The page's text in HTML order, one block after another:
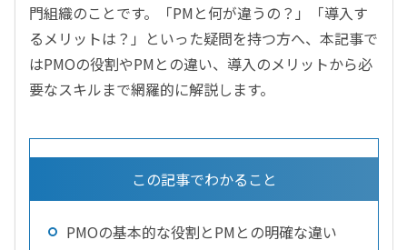
門組織のことです。「PMと何が違うの？」「導入す
るメリットは？」といった疑問を持つ方へ、本記事で
はPMOの役割やPMとの違い、導入のメリットから必
要なスキルまで網羅的に解説します。
この記事でわかること
PMOの基本的な役割とPMとの明確な違い